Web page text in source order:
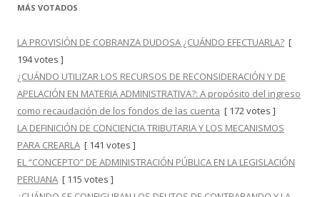
MÁS VOTADOS
LA PROVISIÓN DE COBRANZA DUDOSA ¿CUÁNDO EFECTUARLA? [
194 votes ]
¿CUÁNDO UTILIZAR LOS RECURSOS DE RECONSIDERACIÓN Y DE
APELACIÓN EN MATERIA ADMINISTRATIVA?: A propósito del ingreso
como recaudación de los fondos de las cuenta [ 172 votes ]
LA DEFINICIÓN DE CONCIENCIA TRIBUTARIA Y LOS MECANISMOS
PARA CREARLA [ 141 votes ]
EL “CONCEPTO” DE ADMINISTRACIÓN PÚBLICA EN LA LEGISLACIÓN
PERUANA [ 115 votes ]